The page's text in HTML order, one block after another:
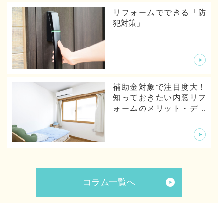
リフォームでできる「防
犯対策」
補助金対象で注目度大！
知っておきたい内窓リフ
ォームのメリット・デメ
コラム一覧へ